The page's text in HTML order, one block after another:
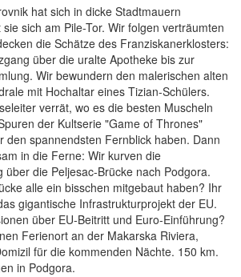
hat sich in dicke Stadtmauern
sich am Pile-Tor. Wir folgen verträumten
die Schätze des Franziskanerklosters:
über die uralte Apotheke bis zur
Wir bewundern den malerischen alten
mit Hochaltar eines Tizian-Schülers.
verrät, wo es die besten Muscheln
der Kultserie "Game of Thrones"
den spannendsten Fernblick haben. Dann
in die Ferne: Wir kurven die
über die Peljesac-Brücke nach Podgora.
alle ein bisschen mitgebaut haben? Ihr
gigantische Infrastrukturprojekt der EU.
über EU-Beitritt und Euro-Einführung?
Ferienort an der Makarska Riviera,
für die kommenden Nächte. 150 km.
in Podgora.